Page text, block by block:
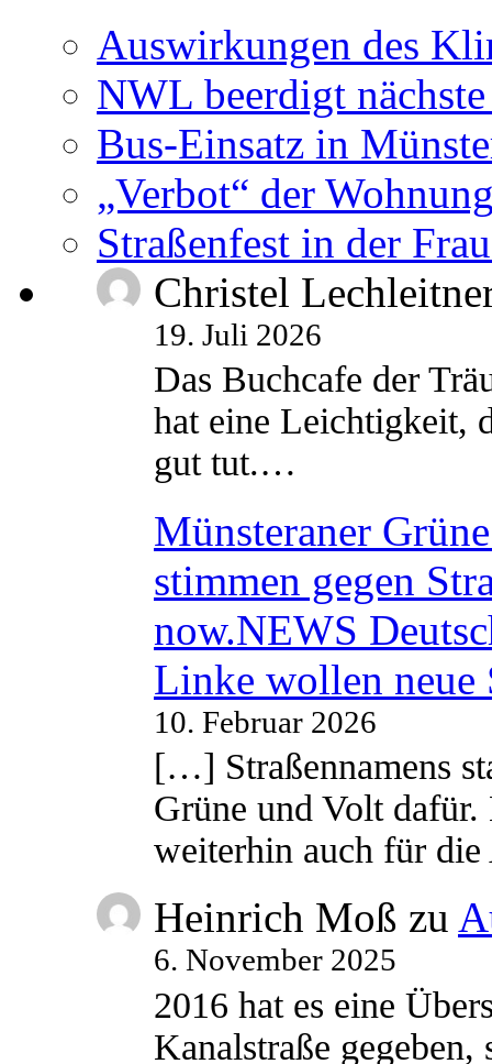
Auswirkungen des
NWL beerdigt
Bus-Einsatz in
„Verbot“ der
Straßenfest in der
Christel
19. Juli 2026
Das Buchcafe der
hat eine Leichtigkeit,
gut tut.…
Münsteraner
stimmen gegen
now.NEWS
Linke wollen neue
10. Februar 2026
[…] Straßennamens
Grüne und Volt
weiterhin auch für
Heinrich Moß zu
6. November 2025
2016 hat es eine
Kanalstraße